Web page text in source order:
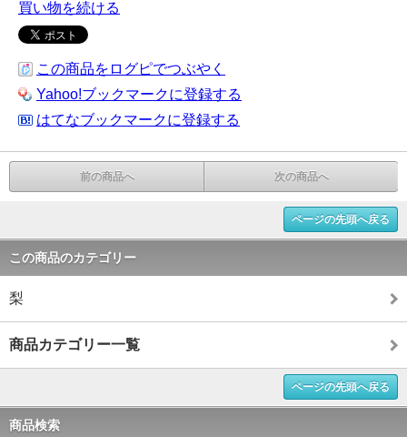
買い物を続ける
この商品をログピでつぶやく
Yahoo!ブックマークに登録する
はてなブックマークに登録する
前の商品へ 次の商品へ
ページの先頭へ戻る
この商品のカテゴリー
梨
商品カテゴリー一覧
ページの先頭へ戻る
商品検索